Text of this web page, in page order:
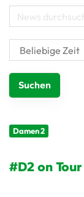
Damen 2
#D2 on Tour